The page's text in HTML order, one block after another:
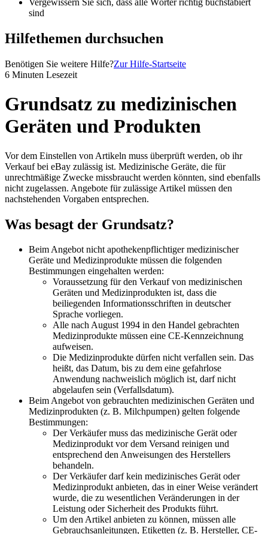
Vergewissern Sie sich, dass alle Wörter richtig buchstabiert
sind
Hilfethemen durchsuchen
Benötigen Sie weitere Hilfe?Zur Hilfe-Startseite
6 Minuten Lesezeit
Grundsatz zu medizinischen
Geräten und Produkten
Vor dem Einstellen von Artikeln muss überprüft werden, ob ihr
Verkauf bei eBay zulässig ist. Medizinische Geräte, die für
unrechtmäßige Zwecke missbraucht werden könnten, sind ebenfalls
nicht zugelassen. Angebote für zulässige Artikel müssen den
nachstehenden Vorgaben entsprechen.
Was besagt der Grundsatz?
Beim Angebot nicht apothekenpflichtiger medizinischer
Geräte und Medizinprodukte müssen die folgenden
Bestimmungen eingehalten werden:
Voraussetzung für den Verkauf von medizinischen
Geräten und Medizinprodukten ist, dass die
beiliegenden Informationsschriften in deutscher
Sprache vorliegen.
Alle nach August 1994 in den Handel gebrachten
Medizinprodukte müssen eine CE-Kennzeichnung
aufweisen.
Die Medizinprodukte dürfen nicht verfallen sein. Das
heißt, das Datum, bis zu dem eine gefahrlose
Anwendung nachweislich möglich ist, darf nicht
abgelaufen sein (Verfallsdatum).
Beim Angebot von gebrauchten medizinischen Geräten und
Medizinprodukten (z. B. Milchpumpen) gelten folgende
Bestimmungen:
Der Verkäufer muss das medizinische Gerät oder
Medizinprodukt vor dem Versand reinigen und
entsprechend den Anweisungen des Herstellers
behandeln.
Der Verkäufer darf kein medizinisches Gerät oder
Medizinprodukt anbieten, das in einer Weise verändert
wurde, die zu wesentlichen Veränderungen in der
Leistung oder Sicherheit des Produkts führt.
Um den Artikel anbieten zu können, müssen alle
Gebrauchsanleitungen, Etiketten (z. B. Hersteller, CE-